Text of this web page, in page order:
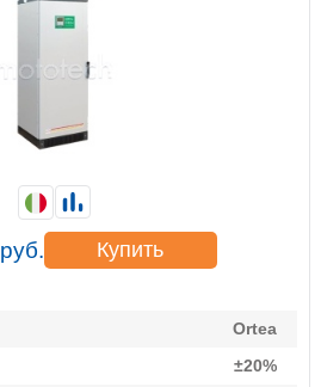
Ortea
±20%
руб. Купить